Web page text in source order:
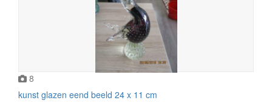
8
kunst glazen eend beeld 24 x 11 cm